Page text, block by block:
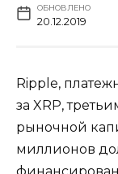
ОБНОВЛЕНО
20.12.2019
Ripple,
за XRP,
рыночной
миллионов